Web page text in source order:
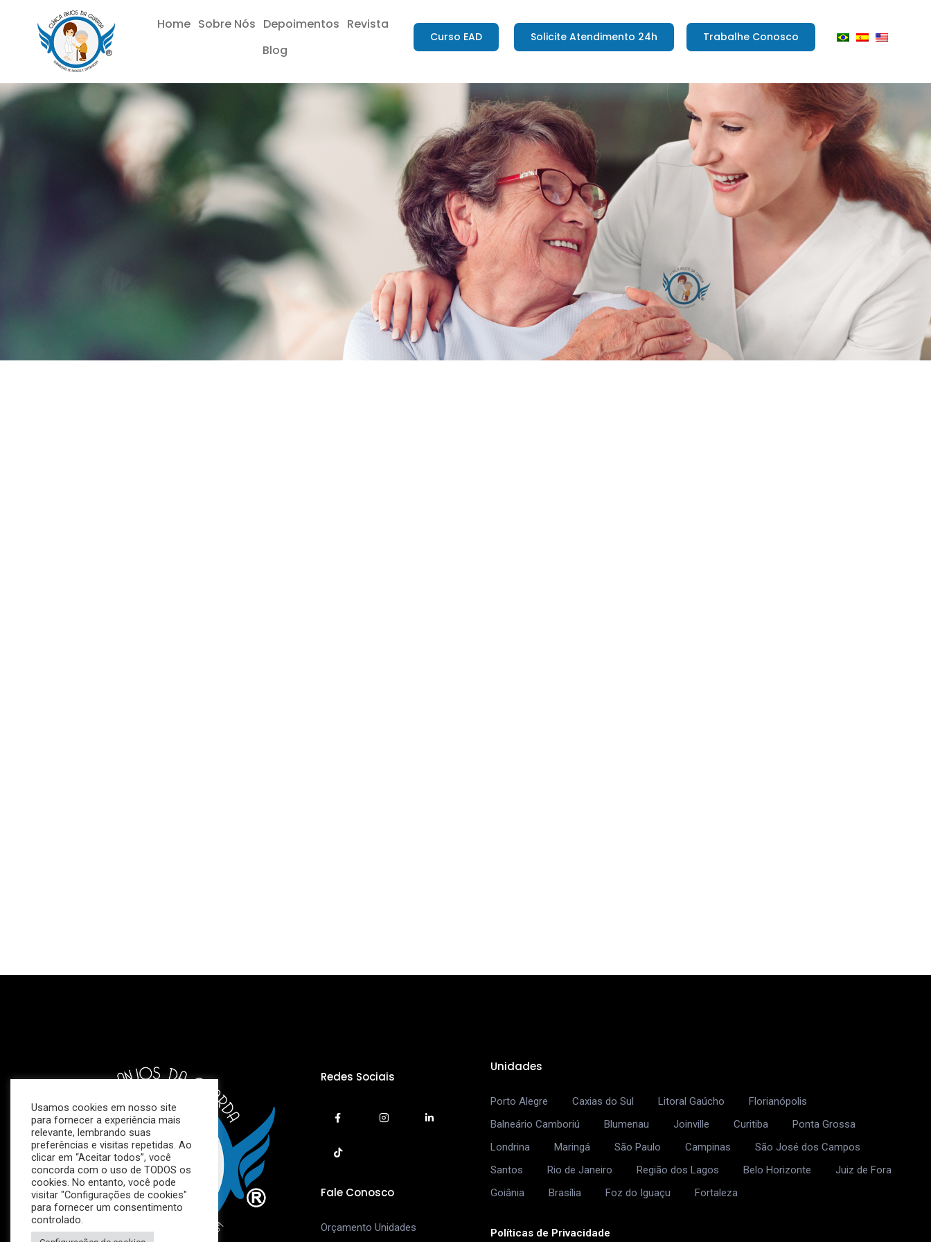
Home Sobre Nós Depoimentos Revista
Blog
Curso EAD Solicite Atendimento 24h Trabalhe Conosco
Redes Sociais
Fale Conosco
Orçamento Unidades
Unidades
Porto Alegre Caxias do Sul Litoral Gaúcho
Florianópolis
Balneário Camboriú
Blumenau Joinville Curitiba
Ponta Grossa
Londrina
Maringá São Paulo Campinas
São José dos Campos
Santos
Rio de Janeiro Região dos Lagos Belo Horizonte
Juiz de Fora
Goiânia
Brasília Foz do Iguaçu Fortaleza
Políticas de Privacidade
Usamos cookies em nosso site
para fornecer a experiência mais
relevante, lembrando suas
preferências e visitas repetidas. Ao
clicar em “Aceitar todos”, você
concorda com o uso de TODOS os
cookies. No entanto, você pode
visitar "Configurações de cookies"
para fornecer um consentimento
controlado.